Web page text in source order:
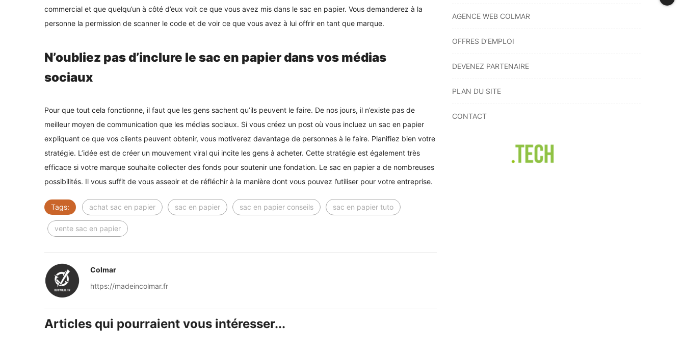
commercial et que quelqu’un à côté d’eux voit ce que vous avez mis dans le sac en papier. Vous demanderez à la
personne la permission de scanner le code et de voir ce que vous avez à lui offrir en tant que marque.
N’oubliez pas d’inclure le sac en papier dans vos médias
sociaux
Pour que tout cela fonctionne, il faut que les gens sachent qu’ils peuvent le faire. De nos jours, il n’existe pas de
meilleur moyen de communication que les médias sociaux. Si vous créez un post où vous incluez un sac en papier
expliquant ce que vos clients peuvent obtenir, vous motiverez davantage de personnes à le faire. Planifiez bien votre
stratégie. L’idée est de créer un mouvement viral qui incite les gens à acheter. Cette stratégie est également très
efficace si votre marque souhaite collecter des fonds pour soutenir une fondation. Le sac en papier a de nombreuses
possibilités. Il vous suffit de vous asseoir et de réfléchir à la manière dont vous pouvez l’utiliser pour votre entreprise.
Tags: achat sac en papier sac en papier sac en papier conseils sac en papier tuto
vente sac en papier
Colmar
https://madeincolmar.fr
Articles qui pourraient vous intéresser...
AGENCE WEB COLMAR
OFFRES D’EMPLOI
DEVENEZ PARTENAIRE
PLAN DU SITE
CONTACT